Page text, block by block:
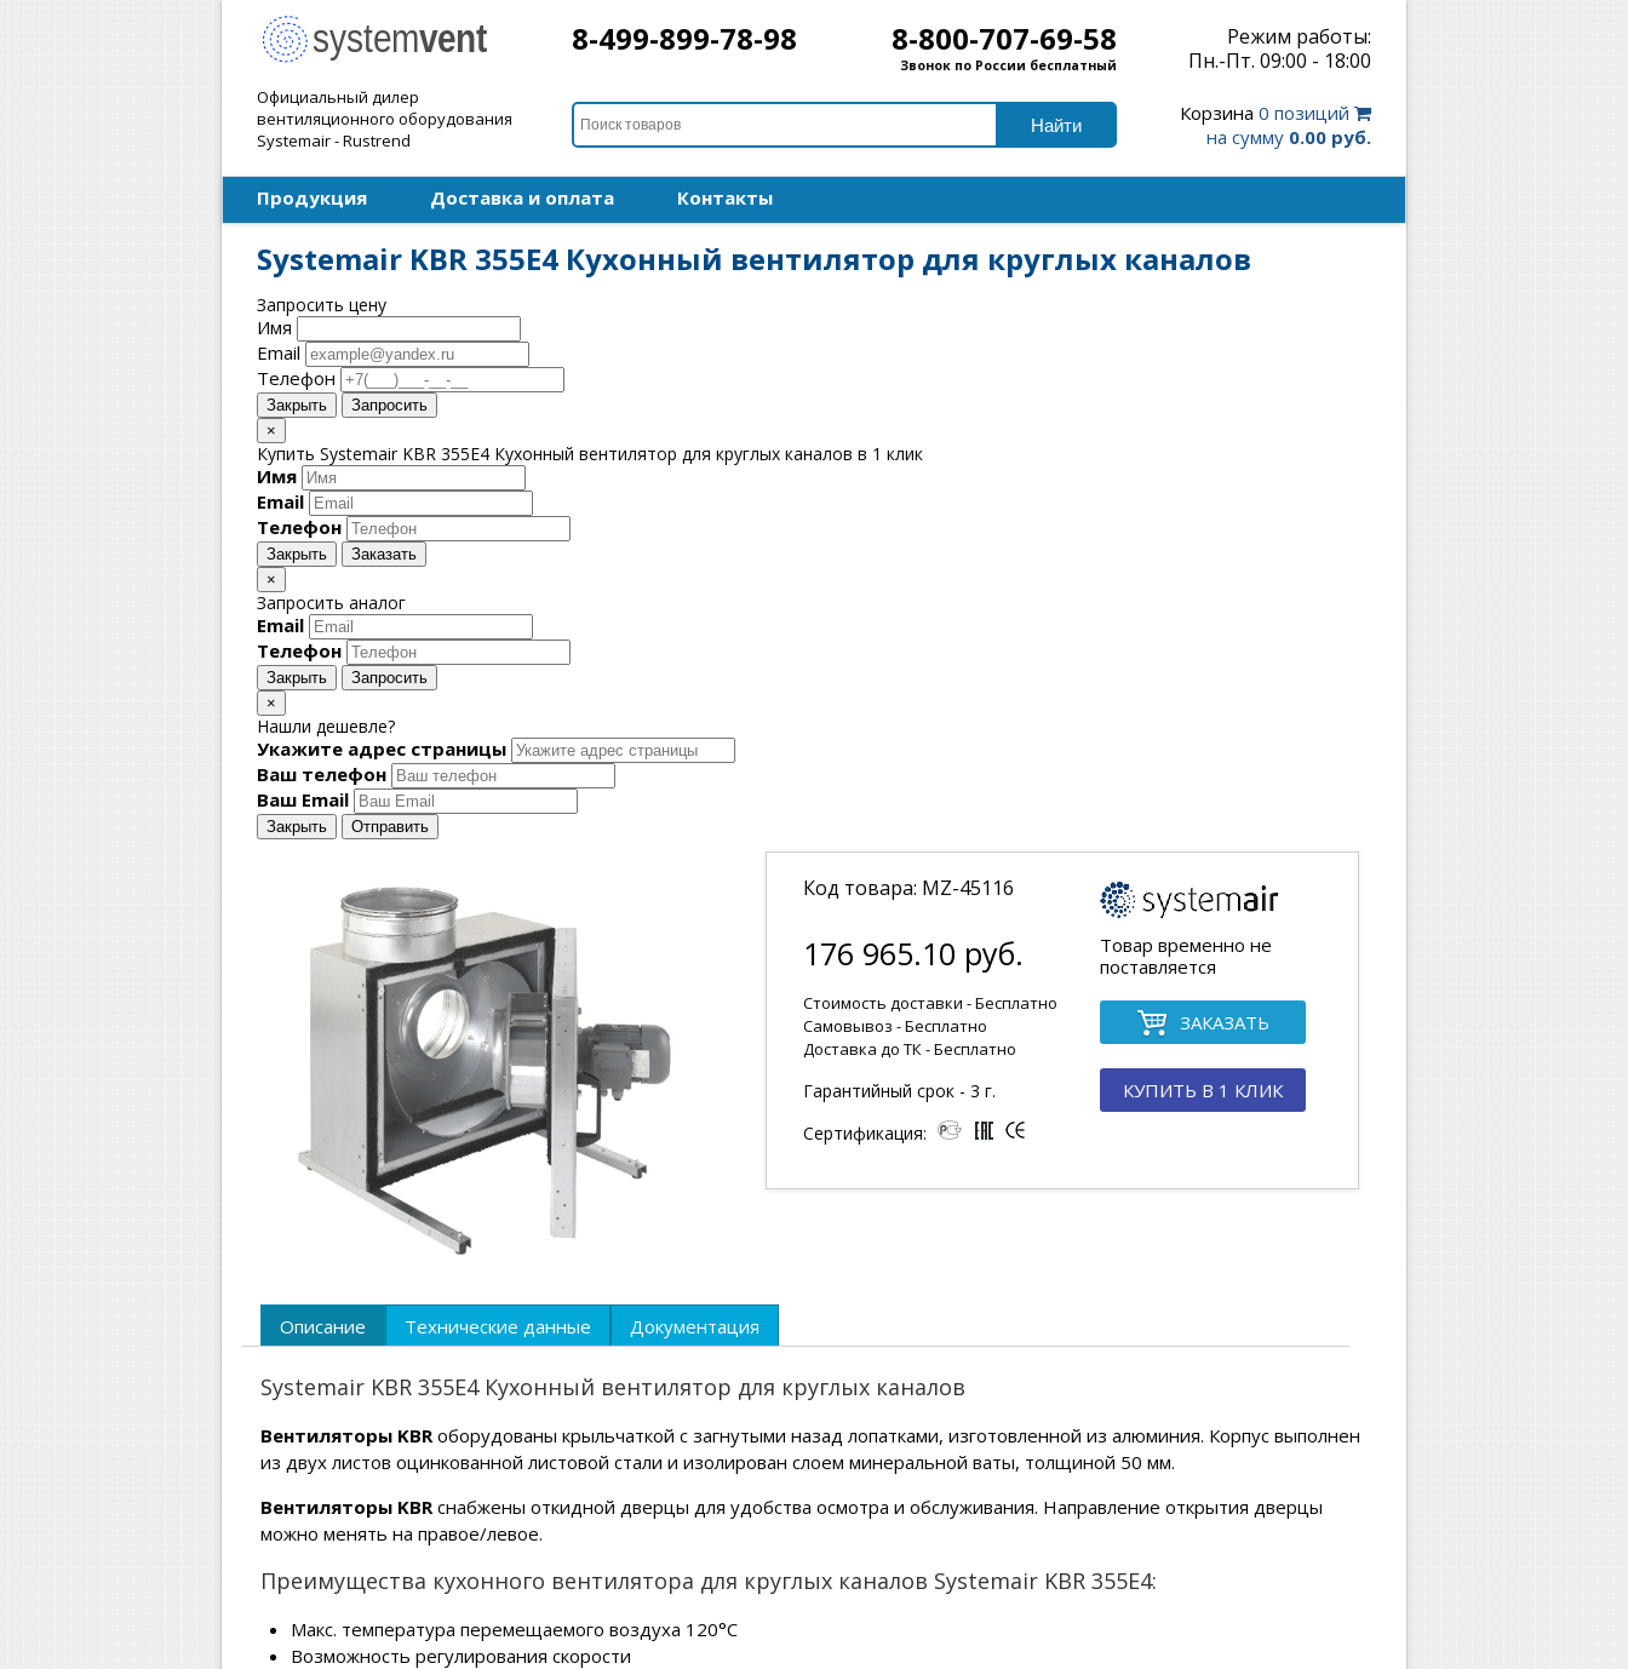
Официальный дилер
вентиляционного оборудования
Systemair - Rustrend
8-499-899-78-98 8-800-707-69-58
Звонок по России бесплатный
Режим работы:
Пн.-Пт. 09:00 - 18:00
Корзина 0 позиций
на сумму 0.00 руб.
Продукция Доставка и оплата Контакты
Systemair KBR 355E4 Кухонный вентилятор для круглых каналов
Запросить цену
Имя
Email
Телефон
Закрыть
Запросить
×
Купить Systemair KBR 355E4 Кухонный вентилятор для круглых каналов в 1 клик
Имя
Email
Телефон
Закрыть
Заказать
×
Запросить аналог
Email
Телефон
Закрыть
Запросить
×
Нашли дешевле?
Укажите адрес страницы
Ваш телефон
Ваш Email
Закрыть Отправить
Код товара: MZ-45116
176 965.10 руб.
Стоимость доставки - Бесплатно
Самовывоз - Бесплатно
Доставка до ТК -Бесплатно
Гарантийный срок - 3 г.
Сертификация:
Товар временно не
поставляется
ЗАКАЗАТЬ
КУПИТЬ В 1 КЛИК
Описание Технические данные Документация
Systemair KBR 355E4 Кухонный вентилятор для круглых каналов
Вентиляторы KBRоборудованы крыльчаткой с загнутыми назад лопатками, изготовленной из алюминия. Корпус выполнен
из двух листов оцинкованной листовой стали и изолирован слоем минеральной ваты, толщиной 50 мм.
Вентиляторы KBRснабжены откидной дверцы для удобства осмотра и обслуживания. Направление открытия дверцы
можно менять на правое/левое.
Преимущества кухонного вентилятора для круглых каналов Systemair KBR 355E4:
Макс. температура перемещаемого воздуха 120°C
Возможность регулирования скорости